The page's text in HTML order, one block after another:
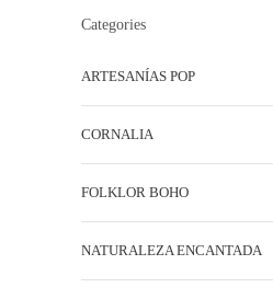
Categories
ARTESANÍAS POP
CORNALIA
FOLKLOR BOHO
NATURALEZA ENCANTADA